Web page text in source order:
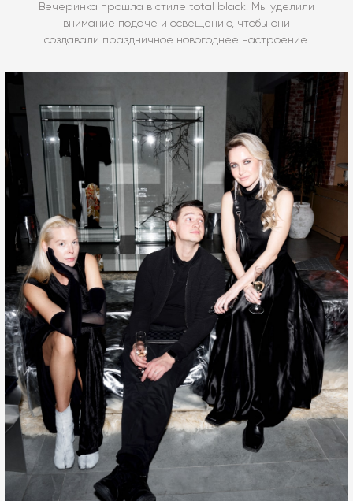
Вечеринка прошла в стиле total black. Мы уделили
внимание подаче и освещению, чтобы они
создавали праздничное новогоднее настроение.